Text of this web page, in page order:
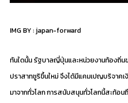
IMG BY :japan-forward
ทันใดนั้น รัฐบาลญี่ปุ่นและหน่วยงานท้องถิ่น
ปราสาทชูริขึ้นใหม่ จึงได้มีแคมเปญบริจาค
มาจากทั่วโลก การสนับสนุนทั่วโลกนี้สะท้อ